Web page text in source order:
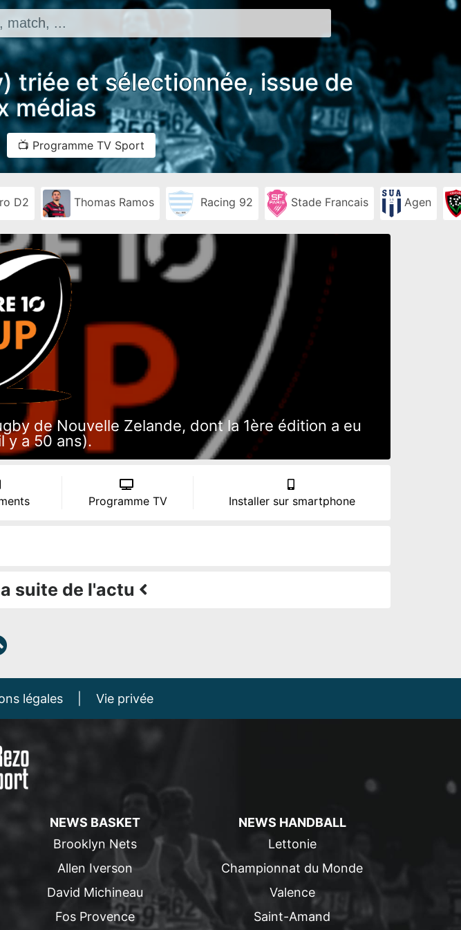
triée et sélectionnée, issue de
médias
📺 Programme TV Sport
D2 Thomas Ramos Racing 92 Stade Francais Agen
de Nouvelle Zelande, dont la 1ère édition a eu
y a 50 ans).
Programme TV Installer sur smartphone
suite de l'actu
légales Vie privée
NEWS BASKET
Brooklyn Nets
Allen Iverson
David Michineau
Fos Provence
NEWS HANDBALL
Lettonie
Championnat du Monde
Valence
Saint-Amand